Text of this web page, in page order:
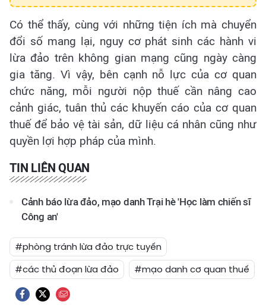
Có thể thấy, cùng với những tiện ích mà chuyển
đổi số mang lại, nguy cơ phát sinh các hành vi
lừa đảo trên không gian mạng cũng ngày càng
gia tăng. Vì vậy, bên cạnh nỗ lực của cơ quan
chức năng, mỗi người nộp thuế cần nâng cao
cảnh giác, tuân thủ các khuyến cáo của cơ quan
thuế để bảo vệ tài sản, dữ liệu cá nhân cũng như
quyền lợi hợp pháp của mình.
TIN LIÊN QUAN
Cảnh báo lừa đảo, mạo danh Trại hè 'Học làm chiến sĩ
Công an'
#phòng tránh lừa đảo trực tuyến
#các thủ đoạn lừa đảo
#mạo danh cơ quan thuế